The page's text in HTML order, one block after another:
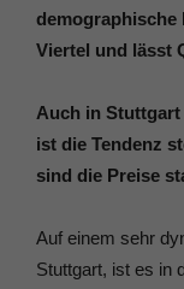
demographische
Viertel und lässt
Auch in Stuttgart
ist die Tendenz
sind die Preise
Auf einem sehr
Stuttgart, ist es in